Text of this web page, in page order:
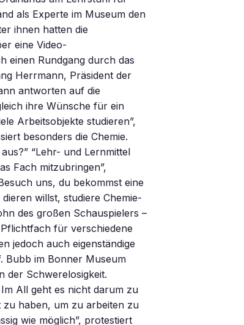
als Experte im Museum den
ihnen hatten die
eine Video-
einen Rundgang durch das
Herrmann, Präsident der
antworten auf die
ihre Wünsche für ein
Arbeitsobjekte studieren”,
besonders die Chemie.
“Lehr- und Lernmittel
Fach mitzubringen”,
uns, du bekommst eine
willst, studiere Chemie-
des großen Schauspielers –
für verschiedene
jedoch auch eigenständige
Bubb im Bonner Museum
der Schwerelosigkeit.
All geht es nicht darum zu
zu haben, um zu arbeiten zu
wie möglich”, protestiert